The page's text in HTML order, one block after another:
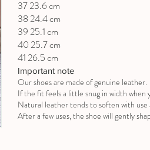
37 23.6 cm
38 24.4 cm
39 25.1 cm
40 25.7 cm
41 26.5 cm
Important note
Our shoes are made of genuine leather.
If the fit feels a little snug in width when
Natural leather tends to soften with
After a few uses, the shoe will gently